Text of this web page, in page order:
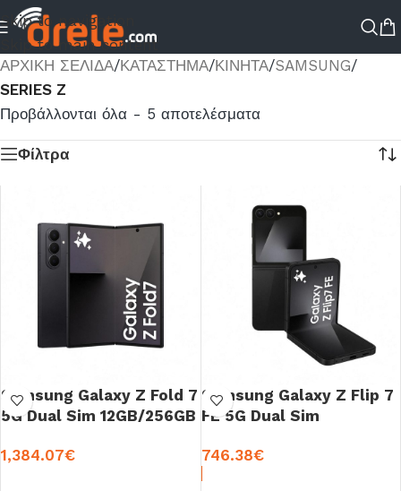
Skip to navigation
Skip to main content
ΑΡΧΙΚΉ ΣΕΛΊΔΑ/ΚΑΤΆΣΤΗΜΑ/ΚΙΝΗΤΑ/SAMSUNG/
SERIES Z
Προβάλλονται όλα - 5 αποτελέσματα
Φίλτρα
Samsung Galaxy Z Fold 7
5G Dual Sim 12GB/256GB
1,384.07€
Samsung Galaxy Z Flip 7
FE 5G Dual Sim
746.38€